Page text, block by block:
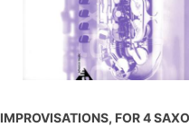
FOR 4